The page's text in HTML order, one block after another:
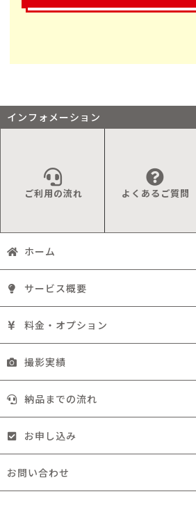
インフォメーション
ご利用の流れ よくあるご質問
ホーム
サービス概要
料金・オプション
撮影実績
納品までの流れ
お申し込み
お問い合わせ